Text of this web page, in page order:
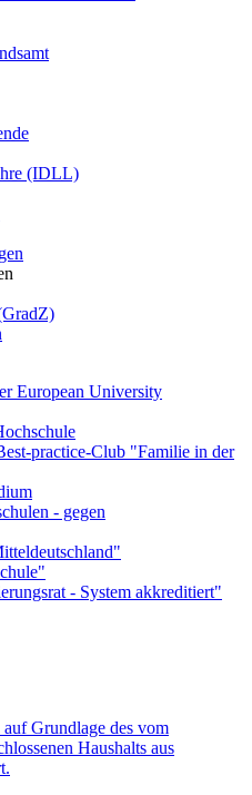
(IDLL)
Grundlage des vom
Haushalts aus